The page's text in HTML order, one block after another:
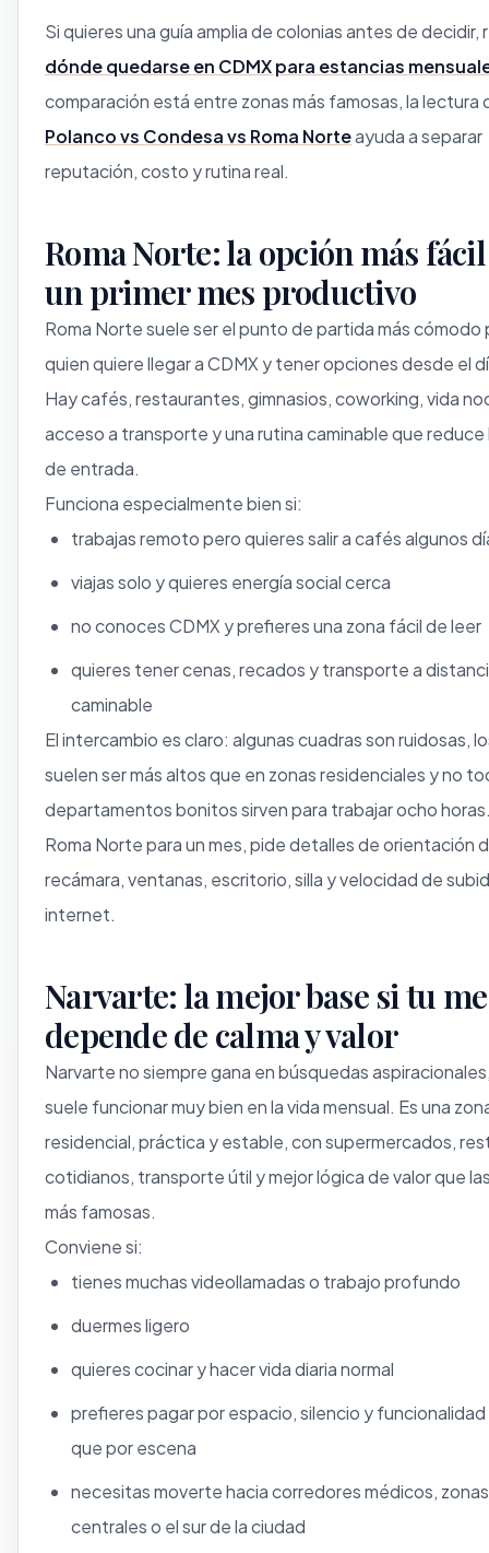
Si quieres una guía amplia de colonias antes de decidir,
dónde quedarse en CDMX para estancias
comparación está entre zonas más famosas, la lectura
Polanco vs Condesa vs Roma Norteayuda a separar
reputación, costo y rutina real.
Roma Norte: la opción más
un primer mes productivo
Roma Norte suele ser el punto de partida más cómodo
quien quiere llegar a CDMX y tener opciones desde el
Hay cafés, restaurantes, gimnasios, coworking, vida
acceso a transporte y una rutina caminable que reduce
de entrada.
Funciona especialmente bien si:
trabajas remoto pero quieres salir a cafés algunos
viajas solo y quieres energía social cerca
no conoces CDMX y prefieres una zona fácil de leer
quieres tener cenas, recados y transporte a
caminable
El intercambio es claro: algunas cuadras son ruidosas,
suelen ser más altos que en zonas residenciales y no
departamentos bonitos sirven para trabajar ocho
Roma Norte para un mes, pide detalles de orientación
recámara, ventanas, escritorio, silla y velocidad de
internet.
Narvarte: la mejor base si tu
depende de calma y valor
Narvarte no siempre gana en búsquedas
suele funcionar muy bien en la vida mensual. Es una
residencial, práctica y estable, con supermercados,
cotidianos, transporte útil y mejor lógica de valor que
más famosas.
Conviene si:
tienes muchas videollamadas o trabajo profundo
duermes ligero
quieres cocinar y hacer vida diaria normal
prefieres pagar por espacio, silencio y
que por escena
necesitas moverte hacia corredores médicos, zonas
centrales o el sur de la ciudad